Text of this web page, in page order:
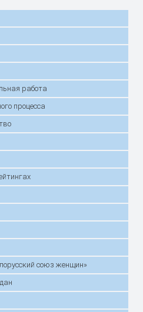
работа
процесса
союз женщин»